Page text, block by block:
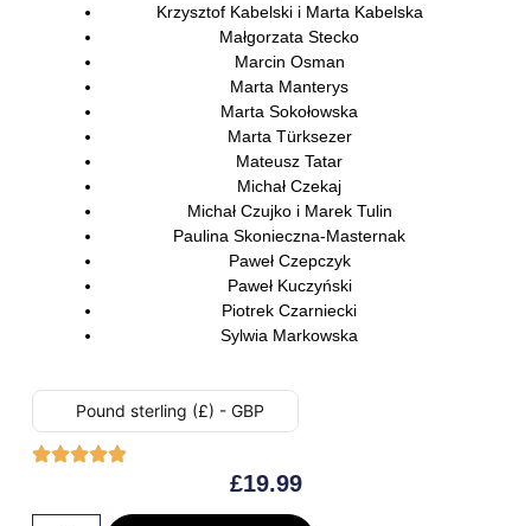
Krzysztof Kabelski i Marta Kabelska
Małgorzata Stecko
Marcin Osman
Marta Manterys
Marta Sokołowska
Marta Türksezer
Mateusz Tatar
Michał Czekaj
Michał Czujko i Marek Tulin
Paulina Skonieczna-Masternak
Paweł Czepczyk
Paweł Kuczyński
Piotrek Czarniecki
Sylwia Markowska
Pound sterling (£) - GBP
£19.99